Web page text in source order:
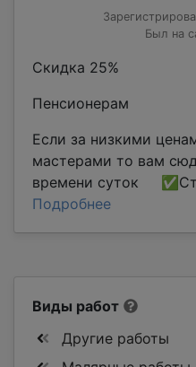
Был на
Скидка 25%
Пенсионерам
Если за низкими
мастерами то вам
времени суток
Подробнее
Виды работ
Другие работы